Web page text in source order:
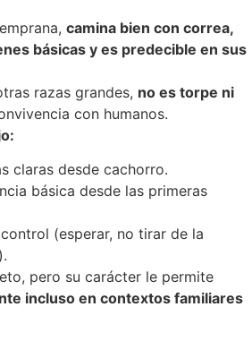
camina bien con correa,
básicas y es predecible en sus
razas grandes, no es torpe ni
con humanos.
claras desde cachorro.
básica desde las primeras
(esperar, no tirar de la
pero su carácter le permite
incluso en contextos familiares